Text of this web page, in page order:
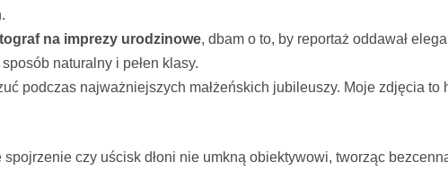
na imprezy urodzinowe, dbam o to, by reportaż oddawał
naturalny i pełen klasy.
podczas najważniejszych małżeńskich jubileuszy. Moje zdjęcia to
czy uścisk dłoni nie umkną obiektywowi, tworząc